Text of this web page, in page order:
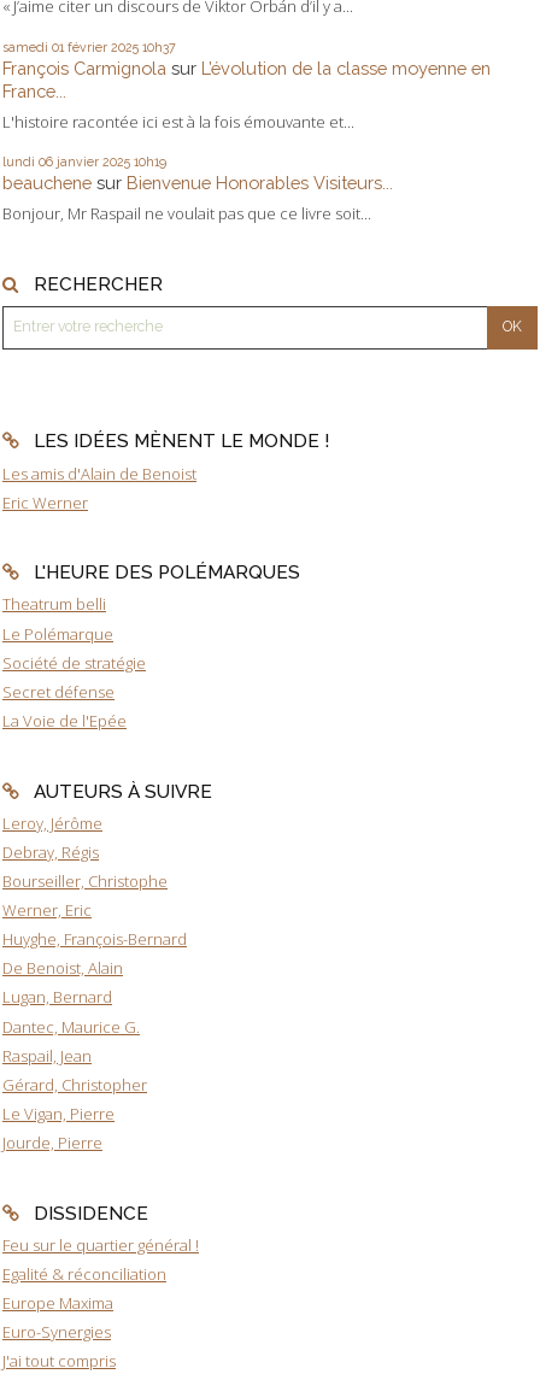
« J’aime citer un discours de Viktor Orbán d’il y a...
samedi 01 février 2025 10h37
François Carmignola sur L’évolution de la classe moyenne en
France...
L'histoire racontée ici est à la fois émouvante et...
lundi 06 janvier 2025 10h19
beauchene sur Bienvenue Honorables Visiteurs...
Bonjour, Mr Raspail ne voulait pas que ce livre soit...
RECHERCHER
LES IDÉES MÈNENT LE MONDE !
Les amis d'Alain de Benoist
Eric Werner
L'HEURE DES POLÉMARQUES
Theatrum belli
Le Polémarque
Société de stratégie
Secret défense
La Voie de l'Epée
AUTEURS À SUIVRE
Leroy, Jérôme
Debray, Régis
Bourseiller, Christophe
Werner, Eric
Huyghe, François-Bernard
De Benoist, Alain
Lugan, Bernard
Dantec, Maurice G.
Raspail, Jean
Gérard, Christopher
Le Vigan, Pierre
Jourde, Pierre
DISSIDENCE
Feu sur le quartier général !
Egalité & réconciliation
Europe Maxima
Euro-Synergies
J'ai tout compris